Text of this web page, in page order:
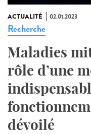
ACTUALITÉ 02.01.2023
Recherche
Maladies
rôle d’une
dévoilé